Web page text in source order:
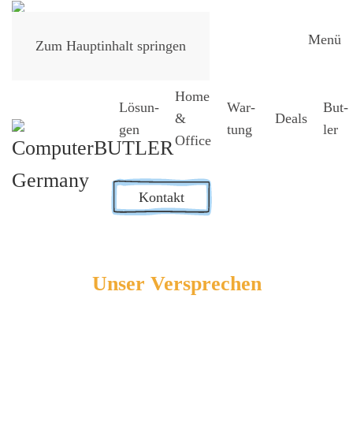
Zum Hauptinhalt springen Menü
Lösun­
gen
Home
&
Office
War­
tung
Deals
But­
ler
Kontakt
Unser Ver­spre­chen